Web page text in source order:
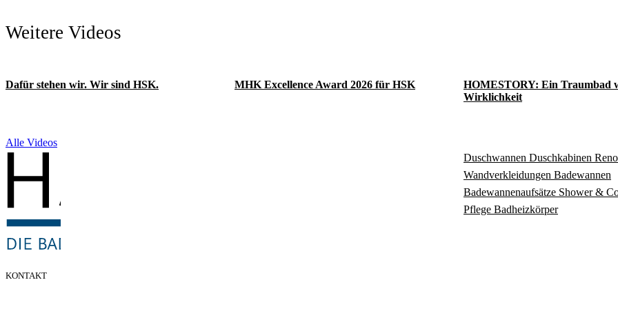
Weitere Videos
Dafür stehen wir. Wir sind HSK. MHK Excellence Award 2026 für HSK
HOMESTORY: Ein Traumbad
Wirklichkeit
Alle Videos
KONTAKT
Duschwannen Duschkabinen
Wandverkleidungen Badewannen
Badewannenaufsätze Shower &
Pflege Badheizkörper